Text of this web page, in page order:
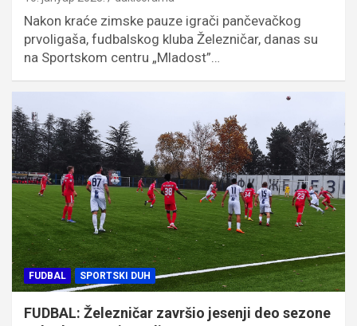
Nakon kraće zimske pauze igrači pančevačkog
prvoligaša, fudbalskog kluba Železničar, danas su
na Sportskom centru „Mladost”…
FUDBAL SPORTSKI DUH
FUDBAL: Železničar završio jesenji deo sezone